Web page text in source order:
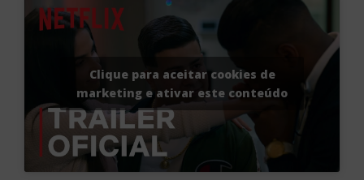
Clique para aceitar cookies de
marketing e ativar este conteúdo